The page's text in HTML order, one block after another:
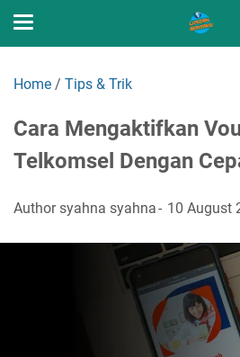
Home / Tips & Trik
Cara Mengaktifkan
Telkomsel Dengan
Authorsyahna syahna 10 August